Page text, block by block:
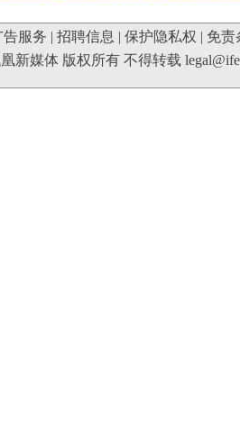
告服务 | 招聘信息 | 保护隐私权 | 免责
新媒体 版权所有 不得转载